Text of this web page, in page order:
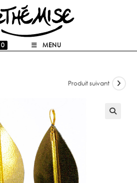
0 MENU
Produit suivant